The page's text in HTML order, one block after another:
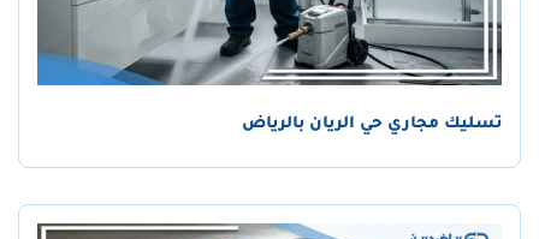
تسليك مجاري حي الريان بالرياض